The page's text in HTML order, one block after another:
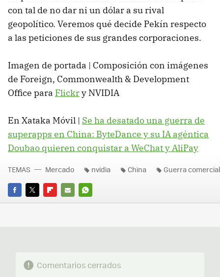
con tal de no dar ni un dólar a su rival
geopolítico. Veremos qué decide Pekín respecto
a las peticiones de sus grandes corporaciones.
Imagen de portada | Composición con imágenes
de Foreign, Commonwealth & Development
Office para Flickry NVIDIA
En Xataka Móvil | Se ha desatado una guerra de
superapps en China: ByteDance y su IA agéntica
Doubao quieren conquistar a WeChat y AliPay
FACEBOOK
TWITTERFLIPBOARD
E-
WHATSAPP
TEMAS Mercado nvidia China Guerra comercial
Comentarios cerrados